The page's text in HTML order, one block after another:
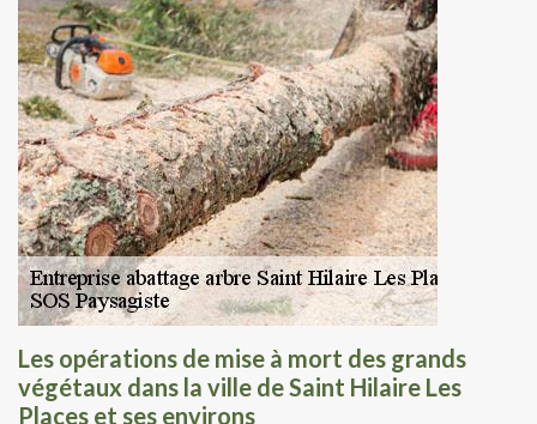
Les opérations de mise à mort des grands
végétaux dans la ville de Saint Hilaire Les
Places et ses environs